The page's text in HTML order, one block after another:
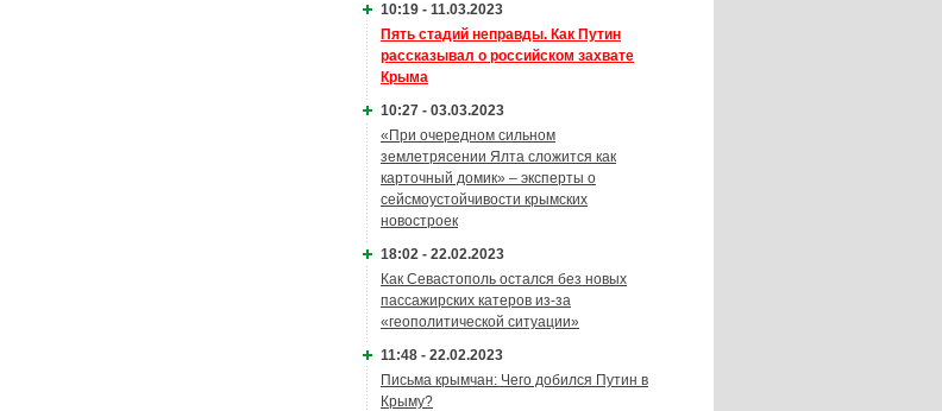
10:19 - 11.03.2023
Пять стадий неправды. Как Путин
рассказывал о российском захвате
Крыма
10:27 - 03.03.2023
«При очередном сильном
землетрясении Ялта сложится как
карточный домик» – эксперты о
сейсмоустойчивости крымских
новостроек
18:02 - 22.02.2023
Как Севастополь остался без новых
пассажирских катеров из-за
«геополитической ситуации»
11:48 - 22.02.2023
Письма крымчан: Чего добился Путин в
Крыму?